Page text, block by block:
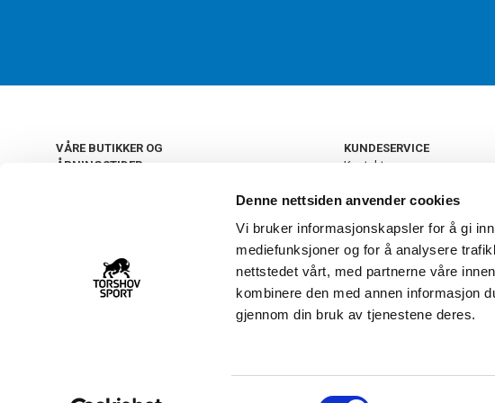
Denne nettsiden anvender cookies
Vi bruker informasjonskapsler for å gi
mediefunksjoner og for å analysere
nettstedet vårt, med partnerne våre
kombinere den med annen informasjon
gjennom din bruk av tjenestene deres.
VÅRE BUTIKKER OG
ÅPNINGSTIDER
22 09 20 20
KUNDESERVICE
Kontakt oss
Retur og bytte
Personvern
Frakt og levering
Ledige stillinger
FAQ - Ofte stilte spørsmål
Åpenhetsloven